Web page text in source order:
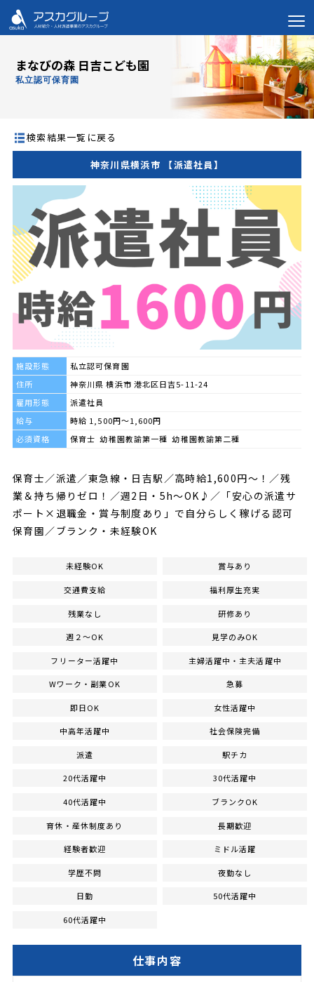
まなびの森 日吉こども園
私立認可保育園
検索結果一覧に戻る
神奈川県横浜市 【派遣社員】
施設形態
私立認可保育園
住所
神奈川県 横浜市 港北区日吉5-11-24
雇用形態
派遣社員
給与
時給 1,500円～1,600円
必須資格
保育士 幼稚園教諭第一種 幼稚園教諭第二種
保育士／派遣／東急線・日吉駅／高時給1,600円～！／残
業＆持ち帰りゼロ！／週2日・5h〜OK♪／「安心の派遣サ
ポート×退職金・賞与制度あり」で自分らしく稼げる認可
保育園／ブランク・未経験OK
未経験OK 賞与あり
交通費支給 福利厚生充実
残業なし 研修あり
週２～OK 見学のみOK
フリーター活躍中 主婦活躍中・主夫活躍中
Wワーク・副業OK 急募
即日OK 女性活躍中
中高年活躍中 社会保険完備
派遣 駅チカ
20代活躍中 30代活躍中
40代活躍中 ブランクOK
育休・産休制度あり 長期歓迎
経験者歓迎 ミドル活躍
学歴不問 夜勤なし
日勤 50代活躍中
60代活躍中
仕事内容